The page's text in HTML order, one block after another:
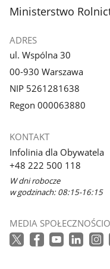
galerii.
stopka
Ministerstwo
ADRES
ul. Wspólna 30
00-930 Warszawa
NIP 5261281638
Regon 000063880
KONTAKT
Infolinia dla Obywatela
+48 222 500 118
W dni robocze
w godzinach: 08:15-16:15
MEDIA